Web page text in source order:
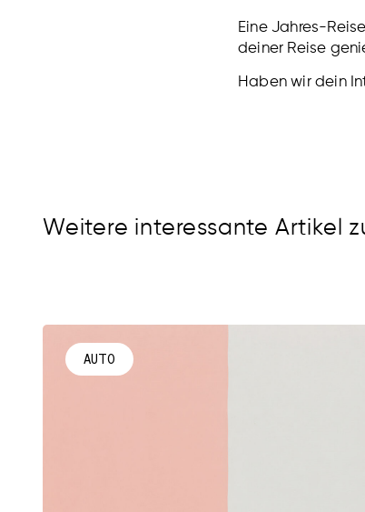
Eine Jahres-
deiner Reise
Haben wir dein
Weitere interessante Artikel
AUTO